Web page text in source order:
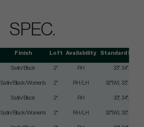
SPEC.
Finish Loft Availability Standard
Satin/Black 2° RH 33", 34", 35"
Satin/Black/Women's 2° RH/LH 32"(W), 33", 34",
Satin/Black 2° RH 33", 34", 35"
Satin/Black/Women's 2° RH/LH 32"(W), 33", 34", 35"